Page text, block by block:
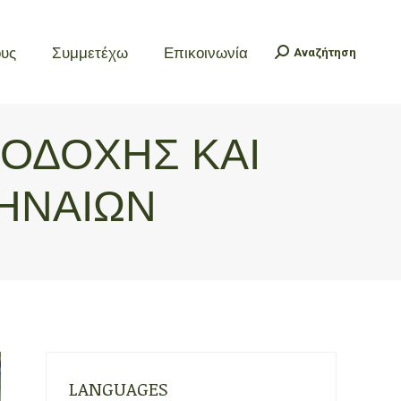
Συμμετέχω Επικοινωνία Search:
Αναζήτηση
ΚΑΙ
LANGUAGES
Search: